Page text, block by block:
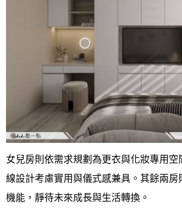
女兒房則依需求規劃為更衣與化妝專用
線設計考慮實用與儀式感兼具。其餘兩
機能，靜待未來成長與生活轉換。